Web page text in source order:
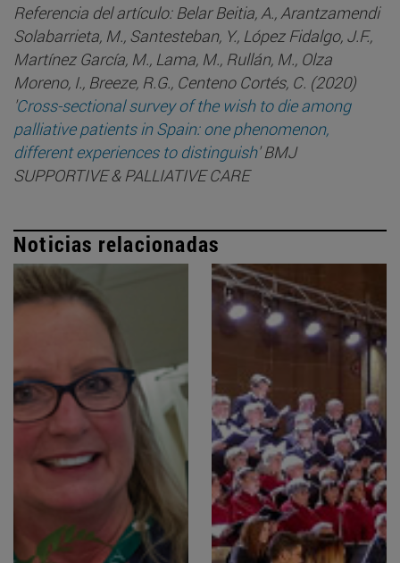
Referencia del artículo: Belar Beitia, A., Arantzamendi
Solabarrieta, M., Santesteban, Y., López Fidalgo, J.F.,
Martínez García, M., Lama, M., Rullán, M., Olza
Moreno, I., Breeze, R.G., Centeno Cortés, C. (2020)
Cross-sectional survey of the wish to die among
palliative patients in Spain: one phenomenon,
different experiences to distinguish' BMJ
SUPPORTIVE & PALLIATIVE CARE
Noticias relacionadas